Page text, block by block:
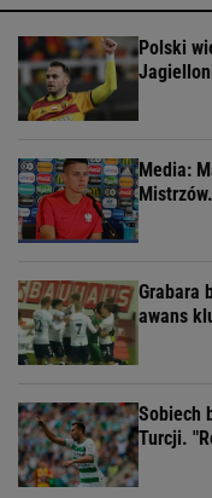
Polski
Media:
Grabara
awans
Sobiech
Turcji.